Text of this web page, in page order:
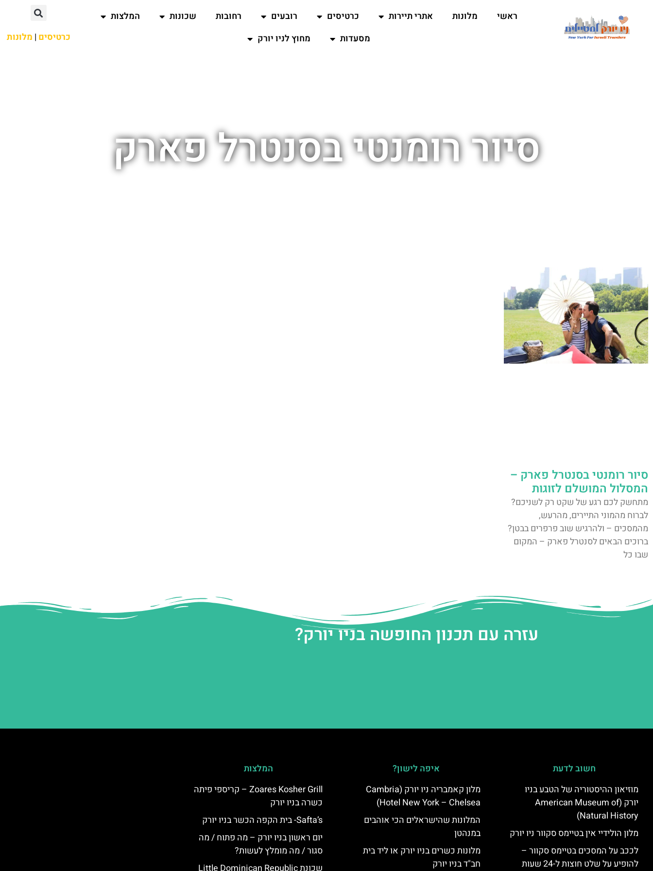
ראשי מלונות אתרי תיירות כרטיסים רובעים רחובות שכונות
המלצות
מסעדות
מחוץ לניו יורק כרטיסים | מלונות
סיור רומנטי בסנטרל פארק
סיור רומנטי בסנטרל פארק –
המסלול המושלם לזוגות
מתחשק לכם רגע של שקט רק לשניכם?
לברוח מהמוני התיירים, מהרעש,
מהמסכים – ולהרגיש שוב פרפרים בבטן?
ברוכים הבאים לסנטרל פארק – המקום
שבו כל
עזרה עם תכנון החופשה בניו יורק?
חשוב לדעת
מוזיאון ההיסטוריה של הטבע בניו
יורק (American Museum of
Natural History)
מלון הולידיי אין בטיימס סקוור ניו יורק
לככב על המסכים בטיימס סקוור –
להופיע על שלט חוצות ל-24 שעות
איפה לישון?
מלון קאמבריה ניו יורק (Cambria
Hotel New York – Chelsea)
המלונות שהישראלים הכי אוהבים
במנהטן
מלונות כשרים בניו יורק או ליד בית
חב"ד בניו יורק
המלצות
Zoares Kosher Grill – קריספי פיתה
כשרה בניו יורק
Safta’s- בית הקפה הכשר בניו יורק
יום ראשון בניו יורק – מה פתוח / מה
סגור / מה מומלץ לעשות?
שכונת Little Dominican Republic